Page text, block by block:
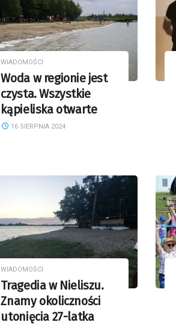
WIADOMOŚCI
Woda w regionie jest
czysta. Wszystkie
kąpieliska otwarte
16 SIERPNIA 2024
WIADOMOŚCI
Tragedia w Nieliszu.
Znamy okoliczności
utonięcia 27-latka